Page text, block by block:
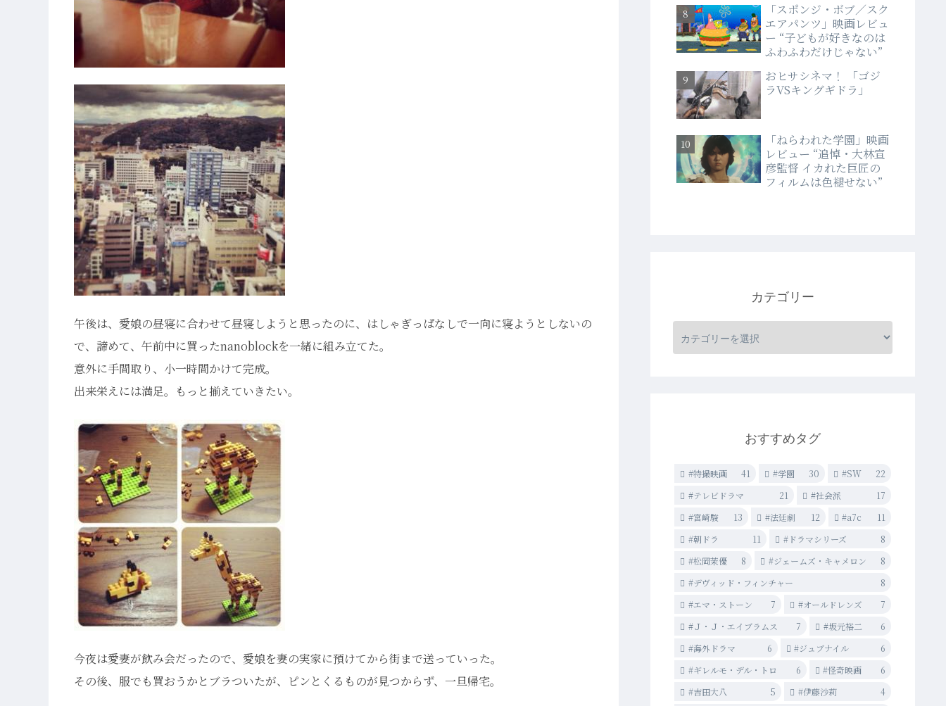
午後は、愛娘の昼寝に合わせて昼寝しようと思ったのに、はしゃぎっぱなしで一向に寝ようとしないの
で、諦めて、午前中に買ったnanoblockを一緒に組み立てた。
意外に手間取り、小一時間かけて完成。
出来栄えには満足。もっと揃えていきたい。
今夜は愛妻が飲み会だったので、愛娘を妻の実家に預けてから街まで送っていった。
その後、服でも買おうかとブラついたが、ピンとくるものが見つからず、一旦帰宅。
「スポンジ・ボブ／スク
エアパンツ」映画レビュ
ー “子どもが好きなのは
ふわふわだけじゃない”
おヒサシネマ！ 「ゴジ
ラVSキングギドラ」
「ねらわれた学園」映画
レビュー “追悼・大林宣
彦監督 イカれた巨匠の
フィルムは色褪せない”
カテゴリー
おすすめタグ
#特撮映画 41 #学園 30 #SW
22
#テレビドラマ
21 #社会派
17
#宮崎駿
13 #法廷劇 12 #a7c
11
#朝ドラ
11 #ドラマシリーズ
8
#松岡茉優
8 #ジェームズ・キャメロン
8
#デヴィッド・フィンチャー
8
#エマ・ストーン
7 #オールドレンズ
7
#Ｊ・Ｊ・エイブラムス
7 #坂元裕二
6
#海外ドラマ
6 #ジュブナイル
6
#ギレルモ・デル・トロ
6 #怪奇映画
6
#吉田大八
5 #伊藤沙莉
4